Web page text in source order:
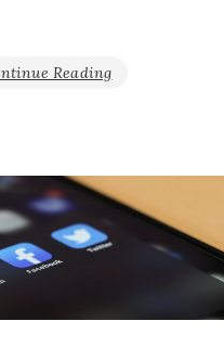
Reading